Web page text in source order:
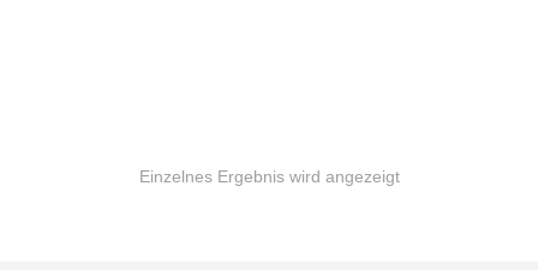
Einzelnes Ergebnis wird angezeigt